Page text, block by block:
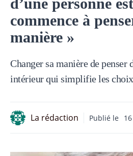
commence à
manière »
Changer sa manière de penser
intérieur qui simplifie les
La rédaction Publié le